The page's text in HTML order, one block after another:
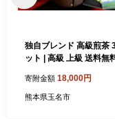
独自ブレンド 高級煎茶
ット | 高級 上級 送料無
冷水茶 深むし がぶ飲み
パック お客様用 茶葉 ギ
寄附金額 18,000円
熊本県玉名市